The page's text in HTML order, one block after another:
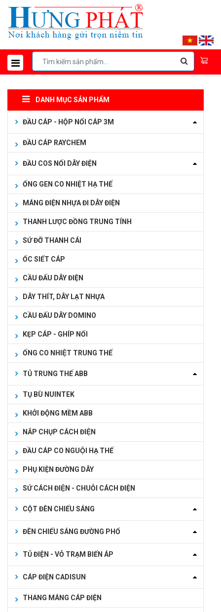
DANH MỤC SẢN PHẨM
ĐẦU CÁP - HỘP NỐI CÁP 3M
ĐẦU CÁP RAYCHEM
ĐẦU COS NỐI DÂY ĐIỆN
ỐNG GEN CO NHIỆT HẠ THẾ
MÁNG ĐIỆN NHỰA ĐI DÂY ĐIỆN
THANH LƯỢC ĐỒNG TRUNG TÍNH
SỨ ĐỠ THANH CÁI
ỐC SIẾT CÁP
CẦU ĐẤU DÂY ĐIỆN
DÂY THÍT, DÂY LẠT NHỰA
CẦU ĐẤU DÂY DOMINO
KẸP CÁP - GHÍP NỐI
ỐNG CO NHIỆT TRUNG THẾ
TỦ TRUNG THẾ ABB
TỤ BÙ NUINTEK
KHỞI ĐỘNG MỀM ABB
NẮP CHỤP CÁCH ĐIỆN
ĐẦU CÁP CO NGUỘI HẠ THẾ
PHỤ KIỆN ĐƯỜNG DÂY
SỨ CÁCH ĐIỆN - CHUỖI CÁCH ĐIỆN
CỘT ĐÈN CHIẾU SÁNG
ĐÈN CHIẾU SÁNG ĐƯỜNG PHỐ
TỦ ĐIỆN - VỎ TRẠM BIẾN ÁP
CÁP ĐIỆN CADISUN
THANG MÁNG CÁP ĐIỆN